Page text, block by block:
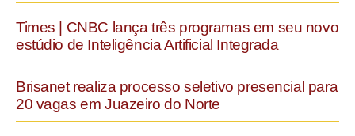
Times | CNBC lança três programas em seu novo
estúdio de Inteligência Artificial Integrada
Brisanet realiza processo seletivo presencial para
20 vagas em Juazeiro do Norte